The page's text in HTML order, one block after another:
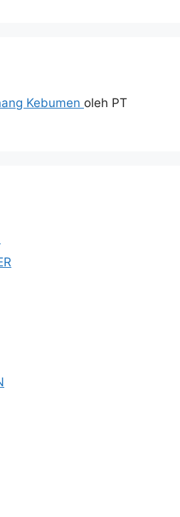
Kebumen oleh PT